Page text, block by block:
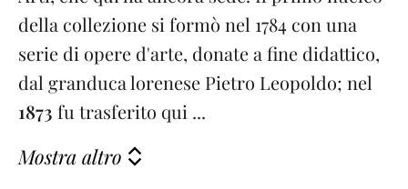
della collezione si formò nel 1784 con una
serie di opere d'arte, donate a fine didattico,
dal granduca lorenese Pietro Leopoldo; nel
1873 fu trasferito qui ...
Mostra altro